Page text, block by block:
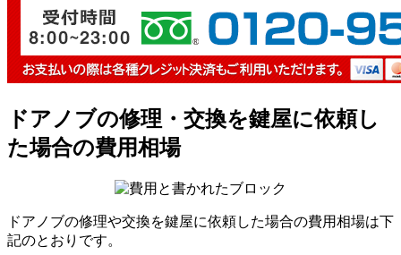
ドアノブの修理・交換を鍵屋に依頼し
た場合の費用相場
ドアノブの修理や交換を鍵屋に依頼した場合の費用相場は下
記のとおりです。